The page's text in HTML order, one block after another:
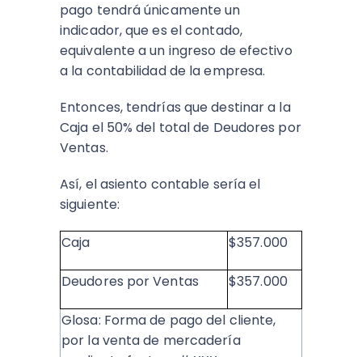
pago tendrá únicamente un
indicador, que es el contado,
equivalente a un ingreso de efectivo
a la contabilidad de la empresa.
Entonces, tendrías que destinar a la
Caja el 50% del total de Deudores por
Ventas.
Así, el asiento contable sería el
siguiente:
Caja $357.000
Deudores por Ventas $357.000
Glosa: Forma de pago del cliente,
por la venta de mercadería